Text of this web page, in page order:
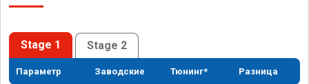
Stage 1 Stage 2
Параметр Заводские Тюнинг* Разница